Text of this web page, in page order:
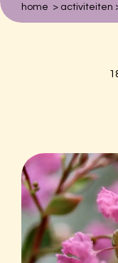
Zoeken
Hortus
home > activiteiten